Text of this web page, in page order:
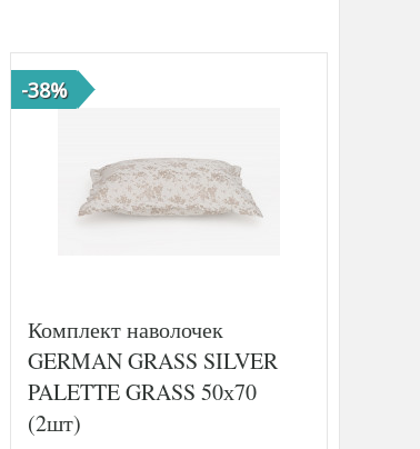
-38%
Комплект наволочек
GERMAN GRASS SILVER
PALETTE GRASS 50х70
(2шт)